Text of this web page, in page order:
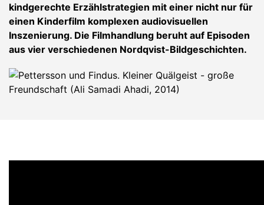
kindgerechte Erzählstrategien mit einer nicht nur für
einen Kinderfilm komplexen audiovisuellen
Inszenierung. Die Filmhandlung beruht auf Episoden
aus vier verschiedenen Nordqvist-Bildgeschichten.